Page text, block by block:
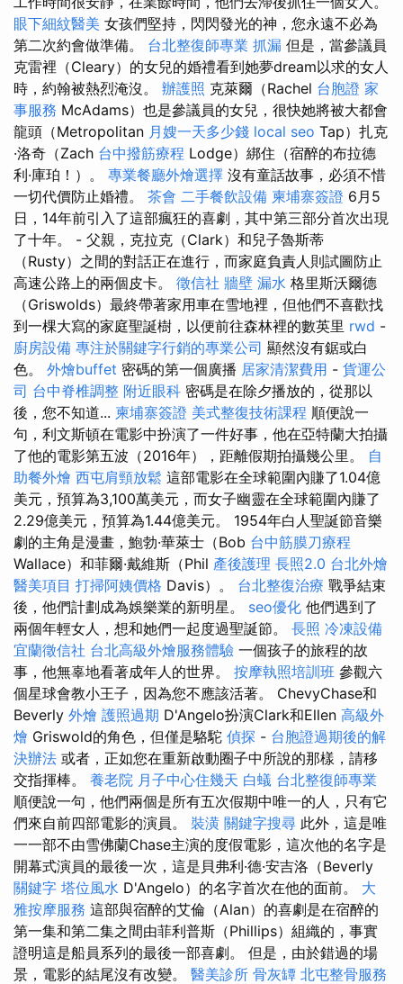
眼下細紋醫美 女孩們堅持，閃閃發光的神，您永遠不必為
第二次約會做準備。 台北整復師專業 抓漏 但是，當參議員
克雷裡（Cleary）的女兒的婚禮看到她夢dream以求的女人
時，約翰被熱烈淹沒。 辦護照 克萊爾（Rachel 台胞證 家
事服務 McAdams）也是參議員的女兒，很快她將被大都會
龍頭（Metropolitan 月嫂一天多少錢 local seo Tap）扎克
·洛奇（Zach 台中撥筋療程 Lodge）綁住（宿醉的布拉德
利·庫珀！）。 專業餐廳外燴選擇 沒有童話故事，必須不惜
一切代價防止婚禮。 茶會 二手餐飲設備 柬埔寨簽證 6月5
日，14年前引入了這部瘋狂的喜劇，其中第三部分首次出現
了十年。 - 父親，克拉克（Clark）和兒子魯斯蒂
（Rusty）之間的對話正在進行，而家庭負責人則試圖防止
高速公路上的兩個皮卡。 徵信社 牆壁 漏水 格里斯沃爾德
（Griswolds）最終帶著家用車在雪地裡，但他們不喜歡找
到一棵大寫的家庭聖誕樹，以便前往森林裡的數英里 rwd -
廚房設備 專注於關鍵字行銷的專業公司 顯然沒有鋸或白
色。 外燴buffet 密碼的第一個廣播 居家清潔費用 - 貨運公
司 台中脊椎調整 附近眼科 密碼是在除夕播放的，從那以
後，您不知道... 柬埔寨簽證 美式整復技術課程 順便說一
句，利文斯頓在電影中扮演了一件好事，他在亞特蘭大拍攝
了他的電影第五波（2016年），距離假期拍攝幾公里。 自
助餐外燴 西屯肩頸放鬆 這部電影在全球範圍內賺了1.04億
美元，預算為3,100萬美元，而女子幽靈在全球範圍內賺了
2.29億美元，預算為1.44億美元。 1954年白人聖誕節音樂
劇的主角是漫畫，鮑勃·華萊士（Bob 台中筋膜刀療程
Wallace）和菲爾·戴維斯（Phil 產後護理 長照2.0 台北外燴
醫美項目 打掃阿姨價格 Davis）。 台北整復治療 戰爭結束
後，他們計劃成為娛樂業的新明星。 seo優化 他們遇到了
兩個年輕女人，想和她們一起度過聖誕節。 長照 冷凍設備
宜蘭徵信社 台北高級外燴服務體驗 一個孩子的旅程的故
事，他無辜地看著成年人的世界。 按摩執照培訓班 參觀六
個星球會教小王子，因為您不應該活著。 ChevyChase和
Beverly 外燴 護照過期 D'Angelo扮演Clark和Ellen 高級外
燴 Griswold的角色，但僅是駱駝 偵探 - 台胞證過期後的解
決辦法 或者，正如您在重新啟動圈子中所說的那樣，請移
交指揮棒。 養老院 月子中心住幾天 白蟻 台北整復師專業
順便說一句，他們兩個是所有五次假期中唯一的人，只有它
們來自前四部電影的演員。 裝潢 關鍵字搜尋 此外，這是唯
一一部不由雪佛蘭Chase主演的度假電影，這次他的名字是
開幕式演員的最後一次，這是貝弗利·德·安吉洛（Beverly
關鍵字 塔位風水 D'Angelo）的名字首次在他的面前。 大
雅按摩服務 這部與宿醉的艾倫（Alan）的喜劇是在宿醉的
第一集和第二集之間由菲利普斯（Phillips）組織的，事實
證明這是船員系列的最後一部喜劇。 但是，由於錯過的場
景，電影的結尾沒有改變。 醫美診所 骨灰罈 北屯整骨服務